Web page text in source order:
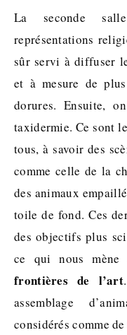
La seconde
représentations
sûr servi à diffuser
et à mesure de
dorures. Ensuite,
taxidermie. Ce sont
tous, à savoir des
comme celle de la
des animaux
toile de fond. Ces
des objectifs plus
ce qui nous mène
frontières de l’art
assemblage
considérés comme